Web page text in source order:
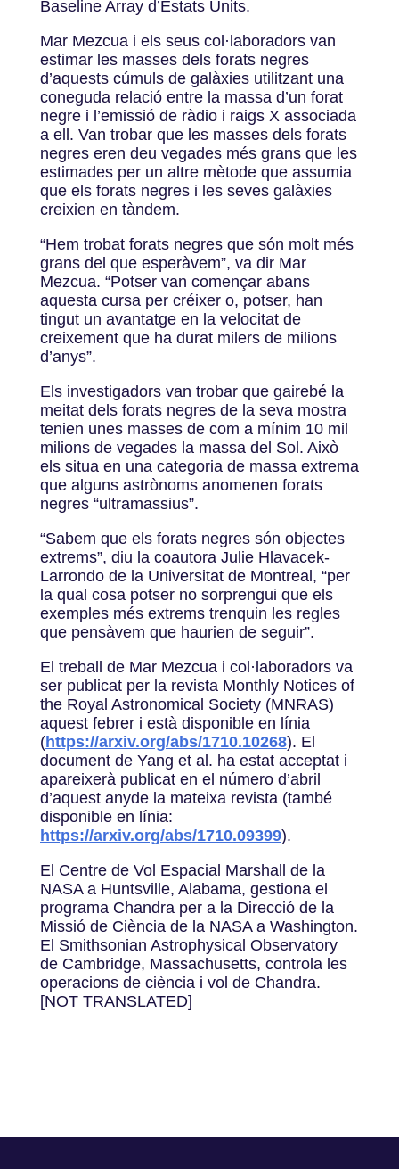
Baseline Array d’Estats Units.
Mar Mezcua i els seus col·laboradors van
estimar les masses dels forats negres
d’aquests cúmuls de galàxies utilitzant una
coneguda relació entre la massa d’un forat
negre i l’emissió de ràdio i raigs X associada
a ell. Van trobar que les masses dels forats
negres eren deu vegades més grans que les
estimades per un altre mètode que assumia
que els forats negres i les seves galàxies
creixien en tàndem.
“Hem trobat forats negres que són molt més
grans del que esperàvem”, va dir Mar
Mezcua. “Potser van començar abans
aquesta cursa per créixer o, potser, han
tingut un avantatge en la velocitat de
creixement que ha durat milers de milions
d’anys”.
Els investigadors van trobar que gairebé la
meitat dels forats negres de la seva mostra
tenien unes masses de com a mínim 10 mil
milions de vegades la massa del Sol. Això
els situa en una categoria de massa extrema
que alguns astrònoms anomenen forats
negres “ultramassius”.
“Sabem que els forats negres són objectes
extrems”, diu la coautora Julie Hlavacek-
Larrondo de la Universitat de Montreal, “per
la qual cosa potser no sorprengui que els
exemples més extrems trenquin les regles
que pensàvem que haurien de seguir”.
El treball de Mar Mezcua i col·laboradors va
ser publicat per la revista Monthly Notices of
the Royal Astronomical Society (MNRAS)
aquest febrer i està disponible en línia
(https://arxiv.org/abs/1710.10268). El
document de Yang et al. ha estat acceptat i
apareixerà publicat en el número d’abril
d’aquest anyde la mateixa revista (també
disponible en línia:
https://arxiv.org/abs/1710.09399).
El Centre de Vol Espacial Marshall de la
NASA a Huntsville, Alabama, gestiona el
programa Chandra per a la Direcció de la
Missió de Ciència de la NASA a Washington.
El Smithsonian Astrophysical Observatory
de Cambridge, Massachusetts, controla les
operacions de ciència i vol de Chandra.
[NOT TRANSLATED]